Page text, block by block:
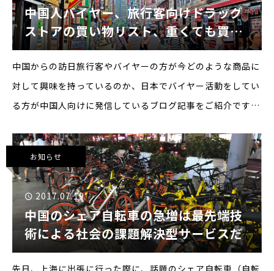
中国人バイヤー、旅行客向けドラッグ
ストアの買い物リスト、重くても買う
べき商品はこれだ！
中国からの訪日旅行客やバイヤーの方が今どのような商品に
対して興味を持っているのか、日本でバイヤー活動をしてい
る方が中国人向けに発信しているブログ記事をご紹介です。
※via：vicky草莓酱:小红书日本の化粧
お知らせ
2017.07.19
中国のシェア自転車の急増は最先端技
術による社会の課題解決型サービスだ
先日、上海に出張に行った際に、話題のシェア自転車（自転